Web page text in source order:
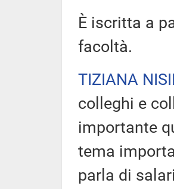
È iscritta a
facoltà.
TIZIANA
colleghi e
importante
tema
parla di